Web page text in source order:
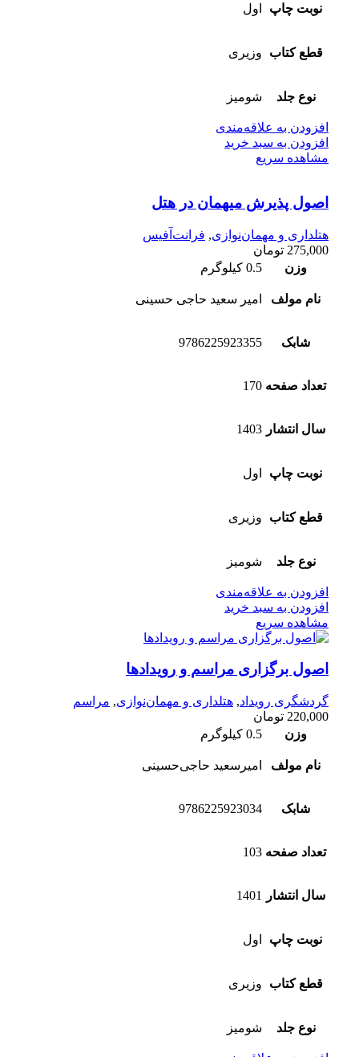
نوبت چاپ اول
قطع کتاب وزیری
نوع جلد شومیز
افزودن به علاقه‌مندی
افزودن به سبد خرید
مشاهده سریع
اصول پذیرش میهمان در هتل
هتلداری و مهمان‌نوازی, فرانت‌آفیس
275,000 تومان
وزن
0.5 کیلوگرم
نام مولف امیر سعید حاجی حسینی
شابک 9786225923355
تعداد صفحه 170
سال انتشار 1403
نوبت چاپ اول
قطع کتاب وزیری
نوع جلد شومیز
افزودن به علاقه‌مندی
افزودن به سبد خرید
مشاهده سریع
اصول برگزاری مراسم و رویدادها
گردشگری رویداد, هتلداری و مهمان‌نوازی, مراسم
220,000 تومان
وزن
0.5 کیلوگرم
نام مولف امیرسعید حاجی‌حسینی
شابک 9786225923034
تعداد صفحه 103
سال انتشار 1401
نوبت چاپ اول
قطع کتاب وزیری
نوع جلد شومیز